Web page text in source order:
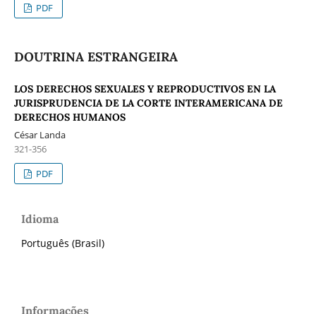
PDF
DOUTRINA ESTRANGEIRA
LOS DERECHOS SEXUALES Y REPRODUCTIVOS EN LA
JURISPRUDENCIA DE LA CORTE INTERAMERICANA DE
DERECHOS HUMANOS
César Landa
321-356
PDF
Idioma
Português (Brasil)
Informações